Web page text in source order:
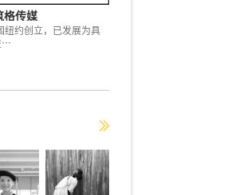
新作速览 | 三山来迟·下浪溪谷
设计单位｜入舟建筑设计工作室项目
类型｜建筑设计项目地点｜广东…
格传媒
纽约创立，已发展为具
…